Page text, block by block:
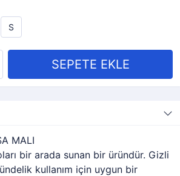
S
MALI
bir arada sunan bir üründür. Gizli
kullanım için uygun bir